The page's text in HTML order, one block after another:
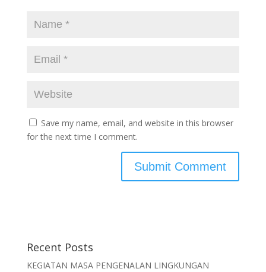
Save my name, email, and website in this browser
for the next time I comment.
Recent Posts
KEGIATAN MASA PENGENALAN LINGKUNGAN